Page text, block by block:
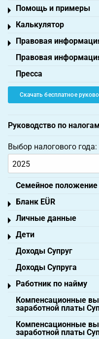
Помощь и примеры
Toggle menu
Калькулятор
Toggle menu
Правовая
Toggle menu
Правовая
Пресса
Скачать бесплатное
Руководство по
Выбор налогового года:
Семейное положение
Бланк EÜR
Toggle menu
Личные данные
Toggle menu
Дети
Toggle menu
Доходы Супруг
Доходы Супруга
Работник по найму
Toggle menu
Компенсационные
заработной платы
Компенсационные
заработной платы